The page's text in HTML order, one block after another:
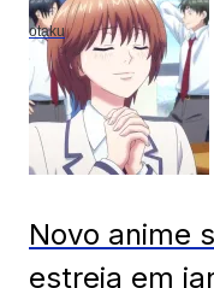
otaku
Novo anime
estreia em